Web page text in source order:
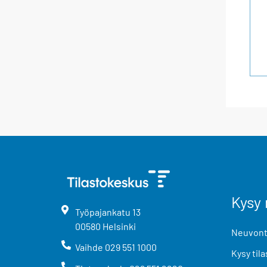
Työpajankatu 13
00580 Helsinki
Vaihde 029 551 1000
Kysy